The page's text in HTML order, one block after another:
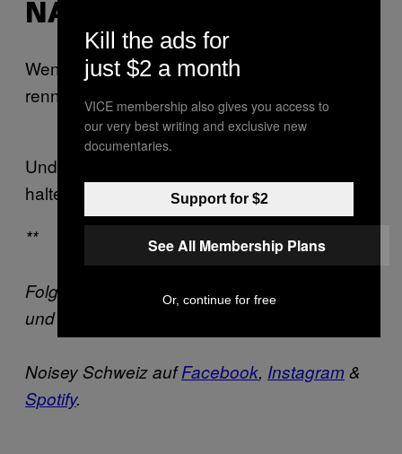
NACH HAUSE
Wenn der Gestank unausweichlich wird,
renn. Renn wie der Teufel.
Und jetzt bitte auswendig lernen, daran
halten und glücklich werden.
**
Folgt Noisey Austria bei Facebook
und
Noisey Schweiz aufFacebook, Instagram &
Spotify.
Kill the ads for
just $2 a month
VICE membership also gives you access to
our very best writing and exclusive new
documentaries.
Support for $2
See All Membership Plans
Or, continue for free